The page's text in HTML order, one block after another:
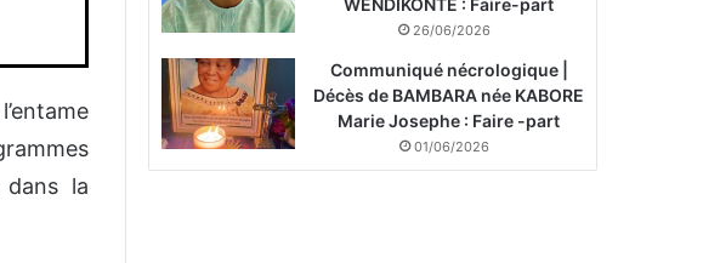
la
26/06/2026
Communiqué nécrologique |
Décès de BAMBARA née KABORE
Marie Josephe : Faire -part
01/06/2026